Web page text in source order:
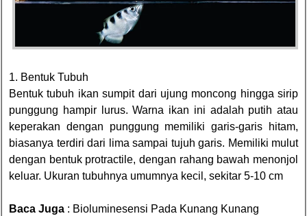
1. Bentuk Tubuh
Bentuk tubuh ikan sumpit dari ujung moncong hingga sirip
punggung hampir lurus. Warna ikan ini adalah putih atau
keperakan dengan punggung memiliki garis-garis hitam,
biasanya terdiri dari lima sampai tujuh garis. Memiliki mulut
dengan bentuk protractile, dengan rahang bawah menonjol
keluar. Ukuran tubuhnya umumnya kecil, sekitar 5-10 cm
Baca Juga : Bioluminesensi Pada Kunang Kunang